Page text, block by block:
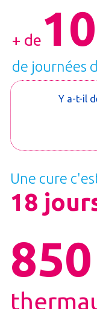
+ de 10
de journées
Y a-t-il
Une cure
18
850